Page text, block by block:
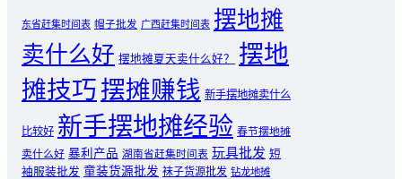
东省赶集时间表 帽子批发 广西赶集时间表 摆地摊
卖什么好 摆地摊夏天卖什么好？
摆地
摊技巧摆摊赚钱 新手摆地摊卖什么
比较好 新手摆地摊经验 春节摆地摊
卖什么好 暴利产品 湖南省赶集时间表 玩具批发 短
袖服装批发 童装货源批发 袜子货源批发 钻龙地摊